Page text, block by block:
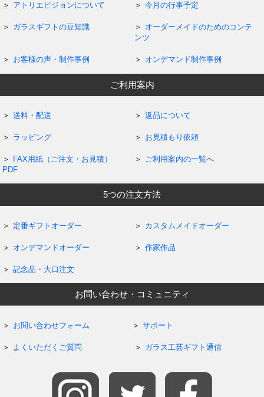
アトリエピジョンについて 今月の行事予定
ガラスギフトの豆知識
オーダーメイドのためのコンテ
ンツ
お客様の声・制作事例 オンデマンド制作事例
ご利用案内
送料・配送 返品について
ラッピング お見積もり依頼
FAX用紙（ご注文・お見積）
PDF
ご利用案内の一覧へ
5つの注文方法
定番ギフトオーダー カスタムメイドオーダー
オンデマンドオーダー 作家作品
記念品・大口注文
お問い合わせ・コミュニティ
お問い合わせフォーム サポート
よくいただくご質問 ガラス工芸ギフト通信